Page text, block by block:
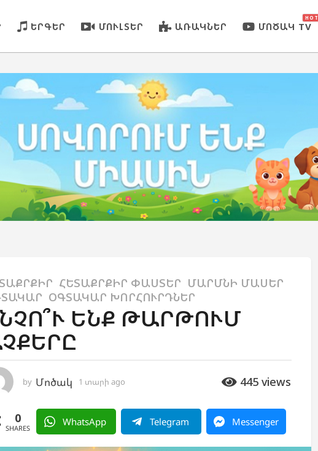
ԵՐԳԵՐ ՄՈՒԼՏԵՐ ԱՌԱԿՆԵՐ ՄՈԾԱԿ TV
HOT
,ՀԵՏԱՔՐՔԻՐ ՓԱՍՏԵՐ ,ՄԱՐՄՆԻ ՄԱՍԵՐ
,ՕԳՏԱԿԱՐ ԽՈՐՀՈՒՐԴՆԵՐ
ԵՆՔ ԹԱՐԹՈՒՄ
by Մոծակ 1 տարի ago 445 views
0
SHARES
WhatsApp Telegram Messenger